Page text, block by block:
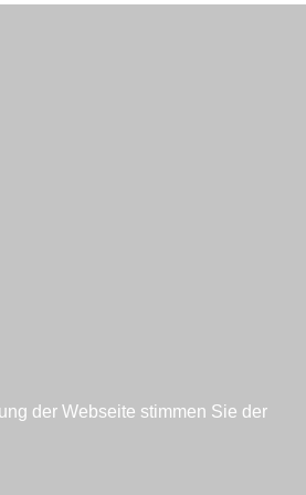
der Webseite stimmen Sie der